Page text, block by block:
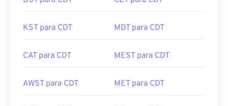
KST para CDT MDT para CDT
CAT para CDT MEST para CDT
AWST para CDT MET para CDT